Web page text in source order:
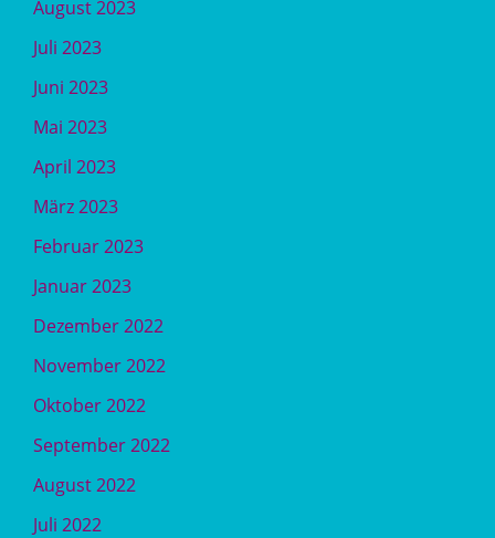
August 2023
Juli 2023
Juni 2023
Mai 2023
April 2023
März 2023
Februar 2023
Januar 2023
Dezember 2022
November 2022
Oktober 2022
September 2022
August 2022
Juli 2022